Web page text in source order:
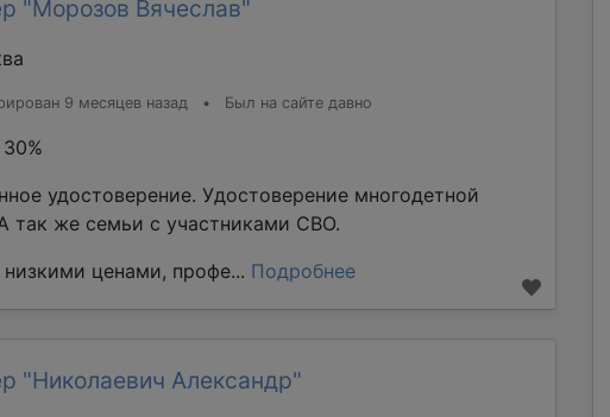
"Морозов Вячеслав"
9 месяцев назад • Был на сайте давно
удостоверение. Удостоверение многодетной
так же семьи с участниками СВО.
низкими ценами, профе... Подробнее
"Николаевич Александр"